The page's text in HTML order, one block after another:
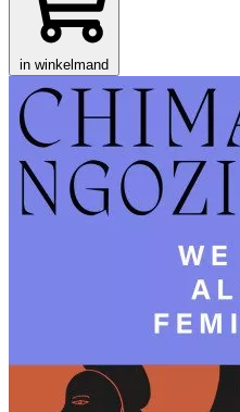
in winkelmand